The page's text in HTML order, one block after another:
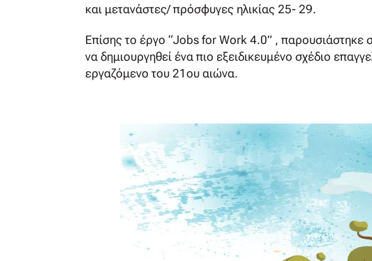
και μετανάστες/ πρόσφυγες ηλικίας 25- 29.
Επίσης το έργο “Jobs for Work 4.0” , παρουσιάστηκε
να δημιουργηθεί ένα πιο εξειδικευμένο σχέδιο
εργαζόμενο του 21ου αιώνα.